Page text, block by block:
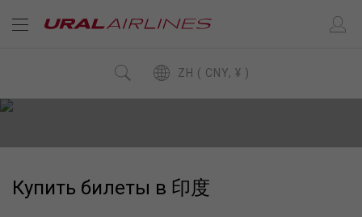
ZH ( CNY, ¥ )
Купить билеты в 印度